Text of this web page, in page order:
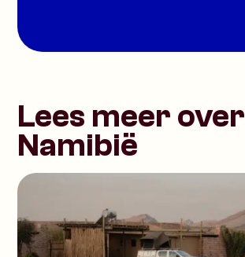
Lees meer over
Namibië